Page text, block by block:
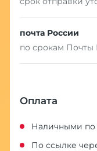
почта России
по срокам Почты
Оплата
Наличными по
По ссылке